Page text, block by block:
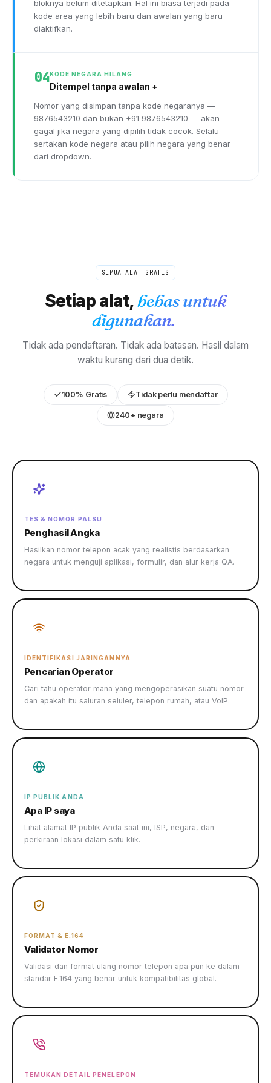
bloknya belum ditetapkan. Hal ini biasa terjadi pada
kode area yang lebih baru dan awalan yang baru
diaktifkan.
04KODE NEGARA HILANG
Ditempel tanpa awalan +
Nomor yang disimpan tanpa kode negaranya —
9876543210 dan bukan +91 9876543210 — akan
gagal jika negara yang dipilih tidak cocok. Selalu
sertakan kode negara atau pilih negara yang benar
dari dropdown.
SEMUA ALAT GRATIS
Setiap alat,bebas untuk
digunakan.
Tidak ada pendaftaran. Tidak ada batasan. Hasil dalam
waktu kurang dari dua detik.
100% Gratis Tidak perlu mendaftar
240+ negara
TES & NOMOR PALSU
Penghasil Angka
Hasilkan nomor telepon acak yang realistis berdasarkan
negara untuk menguji aplikasi, formulir, dan alur kerja QA.
IDENTIFIKASI JARINGANNYA
Pencarian Operator
Cari tahu operator mana yang mengoperasikan suatu nomor
dan apakah itu saluran seluler, telepon rumah, atau VoIP.
IP PUBLIK ANDA
Apa IP saya
Lihat alamat IP publik Anda saat ini, ISP, negara, dan
perkiraan lokasi dalam satu klik.
FORMAT & E.164
Validator Nomor
Validasi dan format ulang nomor telepon apa pun ke dalam
standar E.164 yang benar untuk kompatibilitas global.
TEMUKAN DETAIL PENELEPON